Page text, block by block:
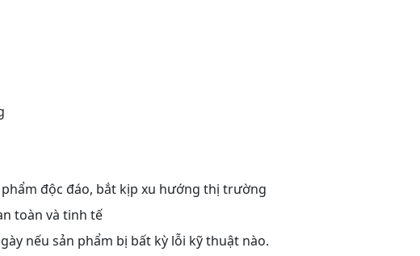
độc đáo, bắt kịp xu hướng thị trường
toàn và tinh tế
nếu sản phẩm bị bất kỳ lỗi kỹ thuật nào.